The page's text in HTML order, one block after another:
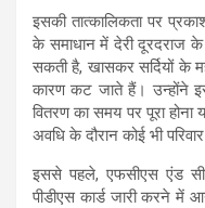
इसकी तात्कालिकता पर
के समाधान में देरी दूरदराज के
सकती है, खासकर सर्दियों के
कारण कट जाते हैं। उन्होंने इस
वितरण का समय पर पूरा
अवधि के दौरान कोई भी
इससे पहले, एफसीएस एंड
पीडीएस कार्ड जारी करने में